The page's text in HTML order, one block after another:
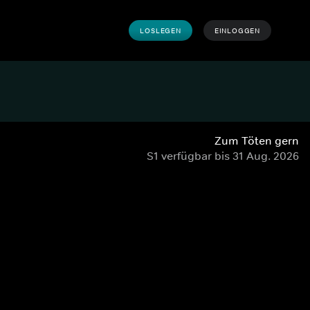
LOSLEGEN EINLOGGEN
Zum Töten gern
S1 verfügbar bis 31 Aug. 2026